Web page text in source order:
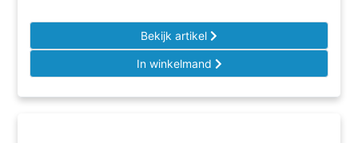
Bekijk artikel
In winkelmand